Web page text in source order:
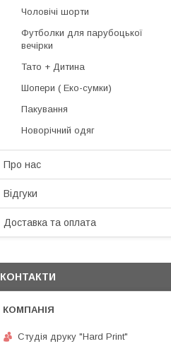
Чоловічі шорти
Футболки для парубоцької
вечірки
Тато + Дитина
Шопери ( Еко-сумки)
Пакування
Новорічний одяг
Про нас
Відгуки
Доставка та оплата
КОНТАКТИ
Студія друку "Hard Print"